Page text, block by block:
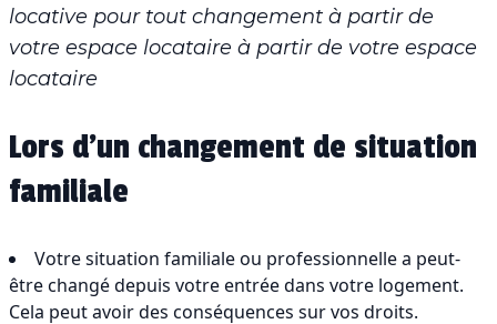
locative pour tout changement à partir de
votre espace locataire à partir de votre espace
locataire
Lors d’un changement de situation
familiale
Votre situation familiale ou professionnelle a peut-
être changé depuis votre entrée dans votre logement.
Cela peut avoir des conséquences sur vos droits.